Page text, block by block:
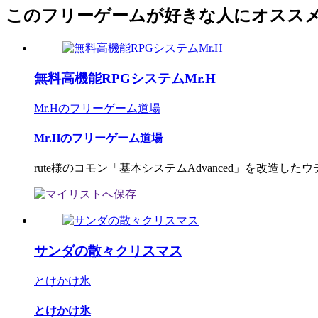
このフリーゲームが好きな人にオスス
無料高機能RPGシステムMr.H
Mr.Hのフリーゲーム道場
Mr.Hのフリーゲーム道場
rute様のコモン「基本システムAdvanced」を改造したウ
サンダの散々クリスマス
とけかけ氷
とけかけ氷